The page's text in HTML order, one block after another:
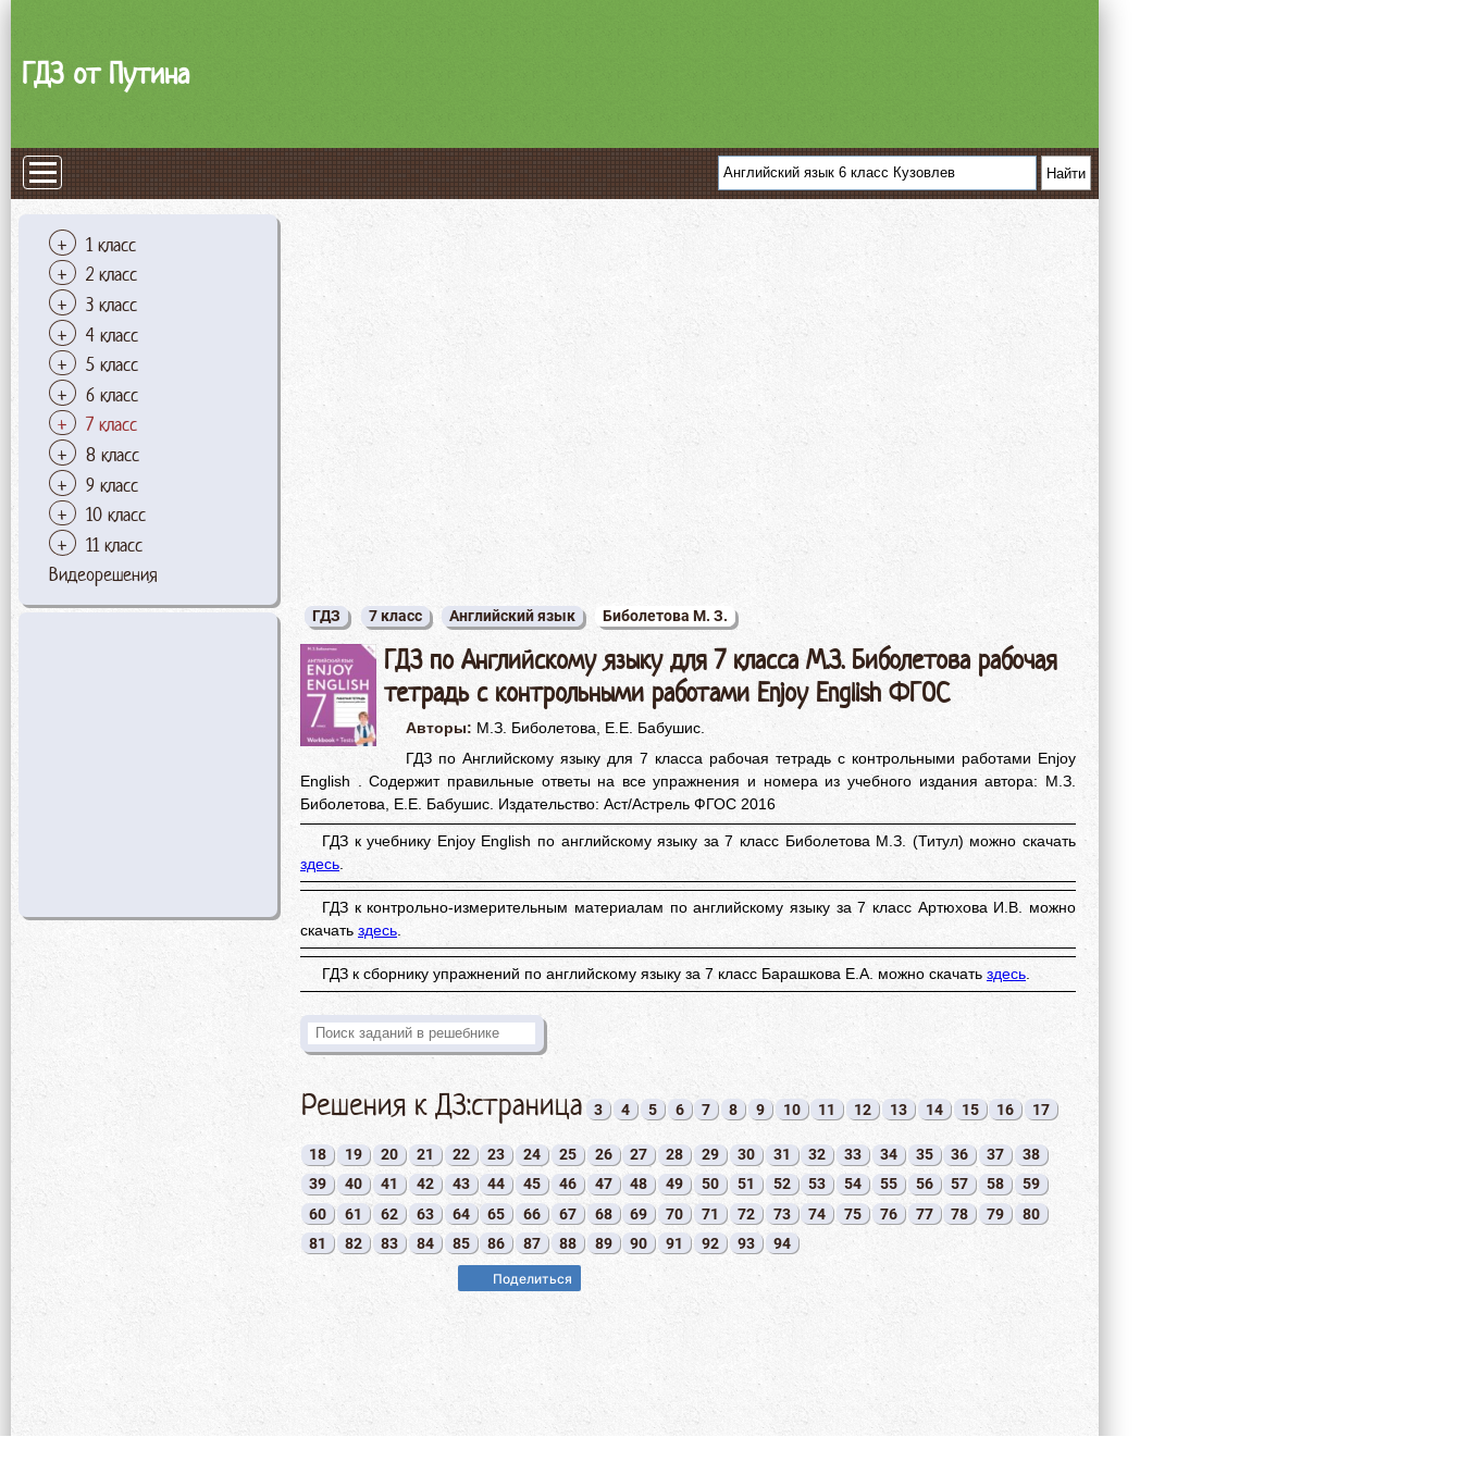
ГДЗ от Путина
1 класс
2 класс
3 класс
4 класс
5 класс
6 класс
7 класс
8 класс
9 класс
10 класс
11 класс
Видеорешения
ГДЗ 7 класс Английский язык Биболетова М. З.
ГДЗ по Английскому языку для 7 класса М.З. Биболетова рабочая
тетрадь с контрольными работами Enjoy English ФГОС
Авторы: М.З. Биболетова, Е.Е. Бабушис.
ГДЗ по Английскому языку для 7 класса рабочая тетрадь с контрольными работами Enjoy
English . Содержит правильные ответы на все упражнения и номера из учебного издания автора: М.З.
Биболетова, Е.Е. Бабушис. Издательство: Аст/Астрель ФГОС 2016
ГДЗ к учебнику Enjoy English по английскому языку за 7 класс Биболетова М.З. (Титул) можно скачать
здесь.
ГДЗ к контрольно-измерительным материалам по английскому языку за 7 класс Артюхова И.В. можно
скачать здесь.
ГДЗ к сборнику упражнений по английскому языку за 7 класс Барашкова Е.А. можно скачать здесь.
Решения к ДЗ:страница 3 4 5 6 7 8 9 10 11 12 13 14 15 16 17
18 19 20 21 22 23 24 25 26 27 28 29 30 31 32 33 34 35 36 37
38
39
40 41 42 43 44 45 46 47 48 49 50 51 52 53 54 55 56 57 58
59
60
61 62 63 64 65 66 67 68 69 70 71 72 73 74 75 76 77 78 79
80
81
82 83 84 85 86 87 88 89 90 91 92 93 94
Поделиться